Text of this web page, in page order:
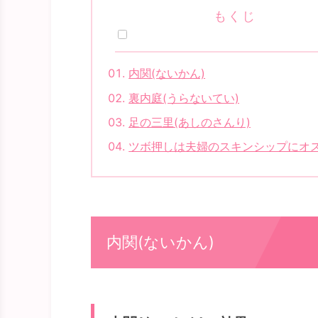
もくじ
内関(ないかん)
裏内庭(うらないてい)
足の三里(あしのさんり)
ツボ押しは夫婦のスキンシップにオ
内関(ないかん)